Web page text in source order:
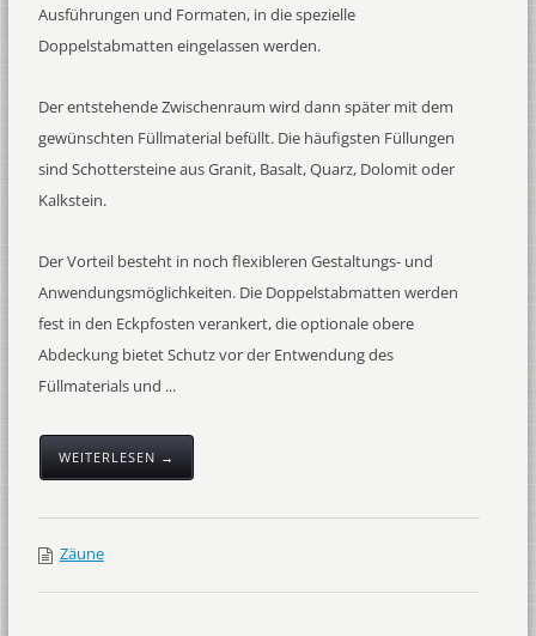
Ausführungen und Formaten, in die spezielle
Doppelstabmatten eingelassen werden.
Der entstehende Zwischenraum wird dann später mit dem
gewünschten Füllmaterial befüllt. Die häufigsten Füllungen
sind Schottersteine aus Granit, Basalt, Quarz, Dolomit oder
Kalkstein.
Der Vorteil besteht in noch flexibleren Gestaltungs- und
Anwendungsmöglichkeiten. Die Doppelstabmatten werden
fest in den Eckpfosten verankert, die optionale obere
Abdeckung bietet Schutz vor der Entwendung des
Füllmaterials und ...
WEITERLESEN →
Zäune